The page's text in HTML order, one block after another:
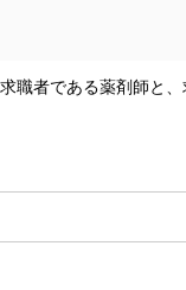
職者である薬剤師と、